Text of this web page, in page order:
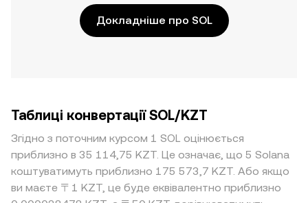
Докладніше про SOL
Таблиці конвертації SOL/KZT
Згідно з поточним курсом 1 SOL оцінюється
приблизно в 35 114,75 KZT. Це означає, що 5 Solana
коштуватимуть приблизно 175 573,7 KZT. Або якщо
ви маєте 〒1 KZT, це буде еквівалентно приблизно